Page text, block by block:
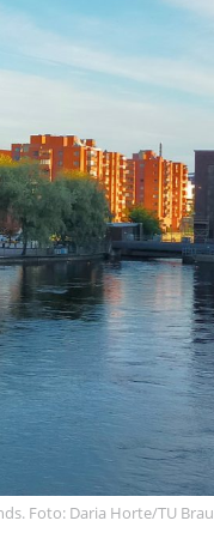
Foto: Daria Horte/TU